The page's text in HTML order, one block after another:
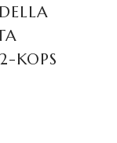
KOPS